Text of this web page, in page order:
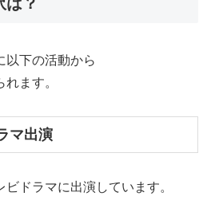
以下の活動から
ます。
マ出演
ドラマに出演しています。